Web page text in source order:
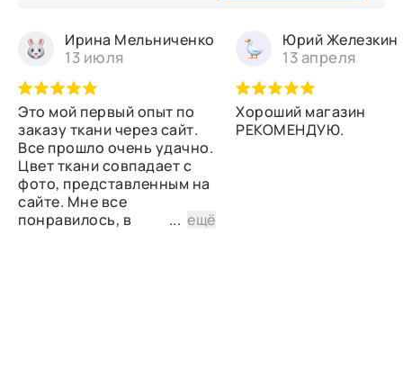
Ирина Мельниченко
13 июля
Это мой первый опыт по
заказу ткани через сайт.
Все прошло очень удачно.
Цвет ткани совпадает с
фото, представленным на
сайте. Мне все
понравилось, в
...ещё
Юрий Железкин
13 апреля
Хороший магазин
РЕКОМЕНДУЮ.